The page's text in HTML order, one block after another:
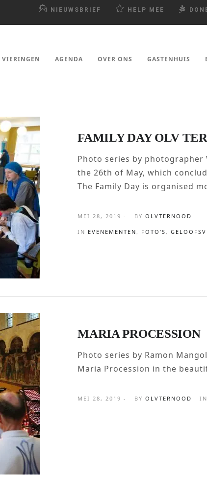
NIEUWSBRIEF HELP MEE
VIERINGEN AGENDA OVER ONS GASTENHUIS
FAMILY DAY OLV
Photo series by photographer
the 26th of May, which
The Family Day is organised
MEI 28, 2019 - BYOLVTERNOOD
IN EVENEMENTEN, FOTO’S,
MARIA PROCESSION
Photo series by Ramon
Maria Procession in the
MEI 28, 2019 - BYOLVTERNOOD IN